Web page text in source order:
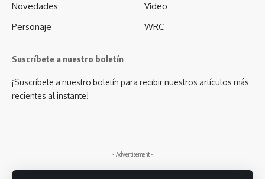
Novedades
Personaje
Video
WRC
Suscríbete a nuestro boletín
¡Suscríbete a nuestro boletín para recibir nuestros artículos más
recientes al instante!
- Advertisement -